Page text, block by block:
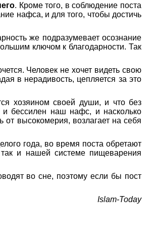
. Кроме того, в соблюдение поста
нафса, и для того, чтобы достичь
же подразумевает осознание
ключом к благодарности. Так
Человек не хочет видеть свою
в нерадивость, цепляется за это
хозяином своей души, и что без
и бессилен наш нафс, и насколько
высокомерия, возлагает на себя
года, во время поста обретают
и нашей системе пищеварения
во сне, поэтому если бы пост
Islam-Today